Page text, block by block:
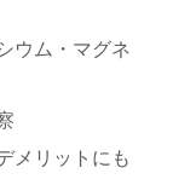
ウム・マグネ
メリットにも